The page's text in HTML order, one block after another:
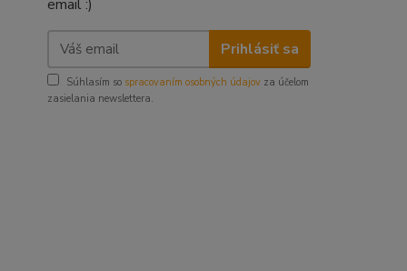
email :)
Prihlásiť sa
Súhlasím so spracovaním osobných údajov za účelom
zasielania newslettera.